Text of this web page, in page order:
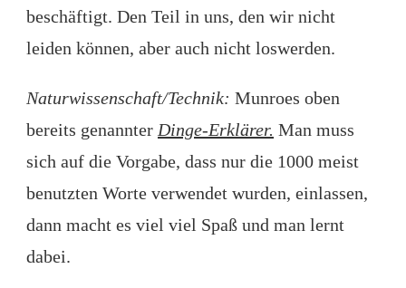
beschäftigt. Den Teil in uns, den wir nicht
leiden können, aber auch nicht loswerden.
Naturwissenschaft/Technik: Munroes oben
bereits genannter Dinge-Erklärer. Man muss
sich auf die Vorgabe, dass nur die 1000 meist
benutzten Worte verwendet wurden, einlassen,
dann macht es viel viel Spaß und man lernt
dabei.